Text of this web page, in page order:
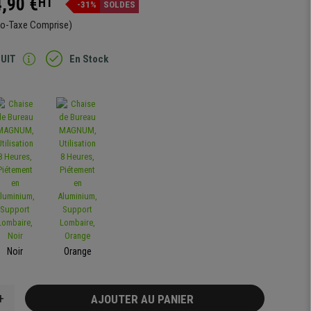
€ -31% SOLDES
Taxe Comprise)
En Stock
Noir Orange
AJOUTER AU PANIER